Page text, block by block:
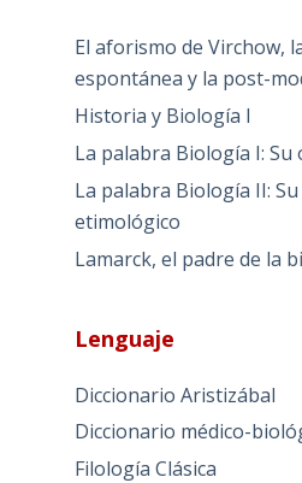
El aforismo de Virchow,
espontánea y la post-
Historia y Biología I
La palabra Biología I: Su
La palabra Biología II:
etimológico
Lamarck, el padre de la
Lenguaje
Diccionario Aristizábal
Diccionario médico-
Filología Clásica